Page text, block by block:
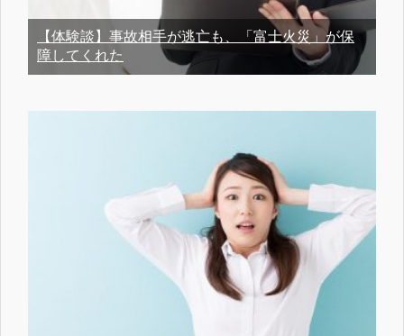
【体験談】事故相手が逃亡も、「富士火災」が保
障してくれた